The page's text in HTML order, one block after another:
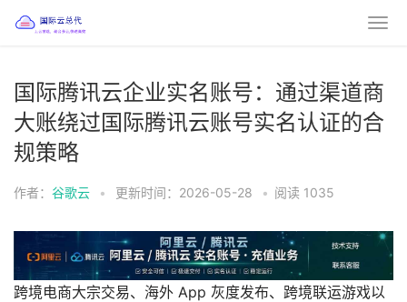
国际腾讯云企业实名账号：通过渠道商
大账绕过国际腾讯云账号实名认证的合
规策略
作者： 谷歌云 • 更新时间：2026-05-28 • 阅读 1035
跨境电商大宗交易、海外 App 灰度发布、跨境联运游戏以